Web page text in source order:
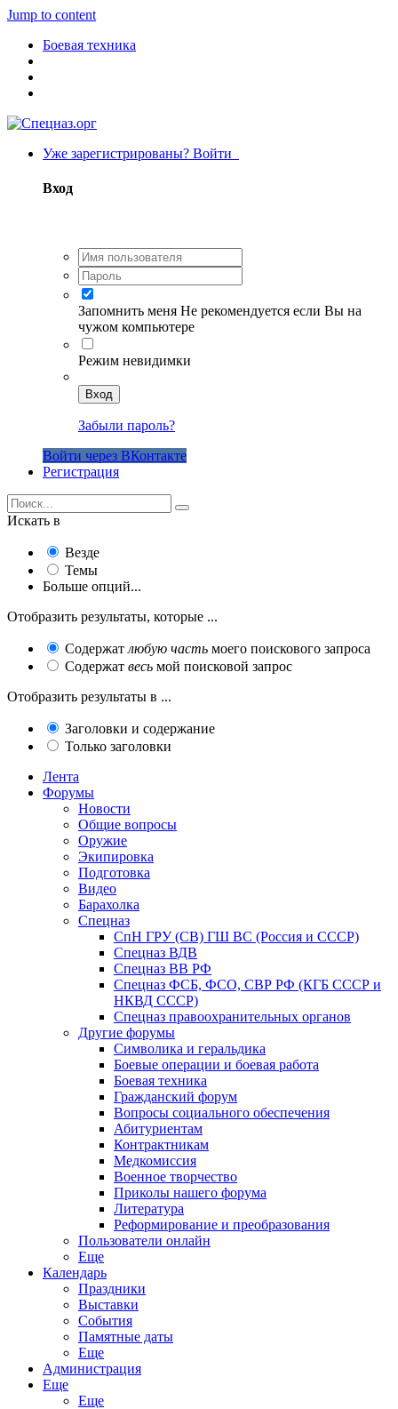
Jump to content
Боевая техника
Уже зарегистрированы? Войти
Вход
Запомнить меня Не рекомендуется если Вы на
чужом компьютере
Режим невидимки
Вход
Забыли пароль?
Войти через ВКонтакте
Регистрация
Искать в
Везде
Темы
Больше опций...
Отобразить результаты, которые ...
Содержат любую часть моего поискового запроса
Содержат весь мой поисковой запрос
Отобразить результаты в ...
Заголовки и содержание
Только заголовки
Лента
Форумы
Новости
Общие вопросы
Оружие
Экипировка
Подготовка
Видео
Барахолка
Спецназ
СпН ГРУ (СВ) ГШ ВС (Россия и СССР)
Спецназ ВДВ
Спецназ ВВ РФ
Спецназ ФСБ, ФСО, СВР РФ (КГБ СССР и
НКВД СССР)
Спецназ правоохранительных органов
Другие форумы
Символика и геральдика
Боевые операции и боевая работа
Боевая техника
Гражданский форум
Вопросы социального обеспечения
Абитуриентам
Контрактникам
Медкомиссия
Военное творчество
Приколы нашего форума
Литература
Реформирование и преобразования
Пользователи онлайн
Еще
Календарь
Праздники
Выставки
События
Памятные даты
Еще
Администрация
Еще
Еще